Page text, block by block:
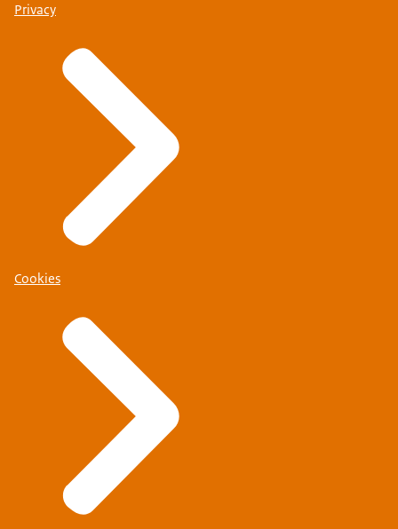
Privacy
Cookies